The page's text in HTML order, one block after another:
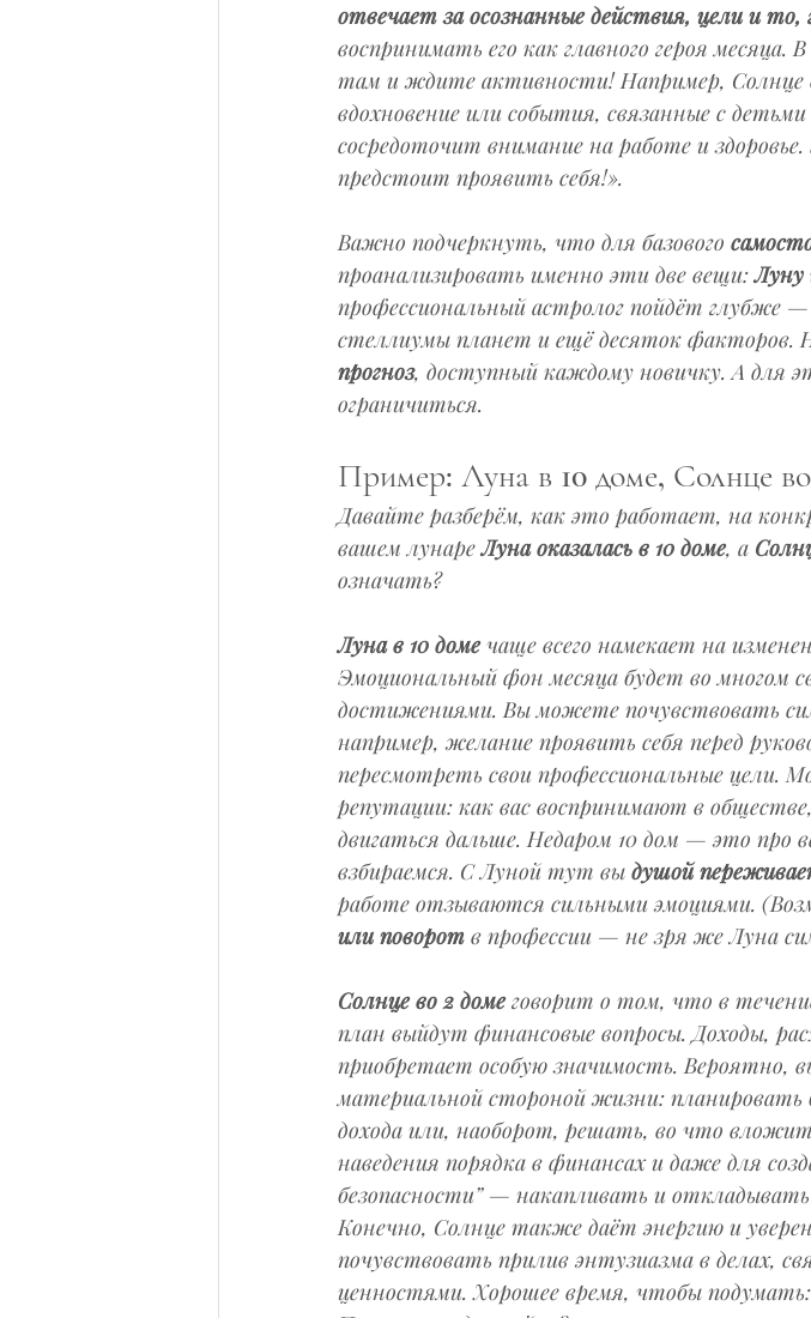
отвечает за осознанные действия, цели и
воспринимать его как главного героя
там и ждите активности! Например, Солнце
вдохновение или события, связанные с
сосредоточит внимание на работе и
предстоит проявить себя!».
Важно подчеркнуть, что для базового
проанализировать именно эти две вещи: Луну
профессиональный астролог пойдёт глубже
стеллиумы планет и ещё десяток факторов.
прогноз, доступный каждому новичку. А для
ограничиться.
Пример: Луна в 10 доме, Солнце
Давайте разберём, как это работает, на
вашем лунаре Луна оказалась в 10 доме, а
означать?
Луна в 10 доме чаще всего намекает на
Эмоциональный фон месяца будет во многом
достижениями. Вы можете почувствовать
например, желание проявить себя перед
пересмотреть свои профессиональные
репутации: как вас воспринимают в
двигаться дальше. Недаром 10 дом — это про
взбираемся. С Луной тут вы душой
работе отзываются сильными эмоциями.
или поворот в профессии — не зря же Луна
Солнце во 2 доме говорит о том, что в
план выйдут финансовые вопросы. Доходы,
приобретает особую значимость. Вероятно,
материальной стороной жизни:
дохода или, наоборот, решать, во что
наведения порядка в финансах и даже для
безопасности” — накапливать и откладывать
Конечно, Солнце также даёт энергию и
почувствовать прилив энтузиазма в делах,
ценностями. Хорошее время, чтобы